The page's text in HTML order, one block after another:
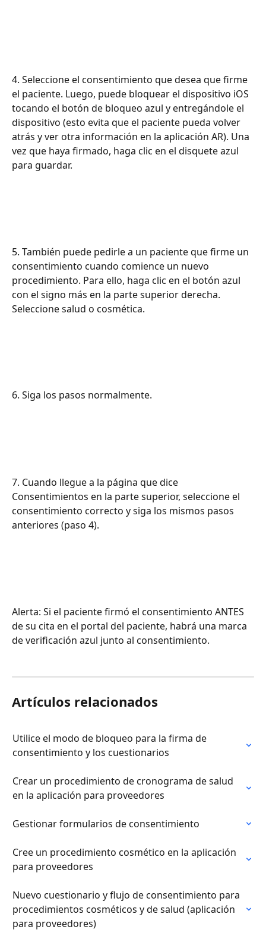
4. Seleccione el consentimiento que desea que firme
el paciente. Luego, puede bloquear el dispositivo iOS
tocando el botón de bloqueo azul y entregándole el
dispositivo (esto evita que el paciente pueda volver
atrás y ver otra información en la aplicación AR). Una
vez que haya firmado, haga clic en el disquete azul
para guardar.
5. También puede pedirle a un paciente que firme un
consentimiento cuando comience un nuevo
procedimiento. Para ello, haga clic en el botón azul
con el signo más en la parte superior derecha.
Seleccione salud o cosmética.
6. Siga los pasos normalmente.
7. Cuando llegue a la página que dice
Consentimientos en la parte superior, seleccione el
consentimiento correcto y siga los mismos pasos
anteriores (paso 4).
Alerta: Si el paciente firmó el consentimiento ANTES
de su cita en el portal del paciente, habrá una marca
de verificación azul junto al consentimiento.
Artículos relacionados
Utilice el modo de bloqueo para la firma de
consentimiento y los cuestionarios
Crear un procedimiento de cronograma de salud
en la aplicación para proveedores
Gestionar formularios de consentimiento
Cree un procedimiento cosmético en la aplicación
para proveedores
Nuevo cuestionario y flujo de consentimiento para
procedimientos cosméticos y de salud (aplicación
para proveedores)